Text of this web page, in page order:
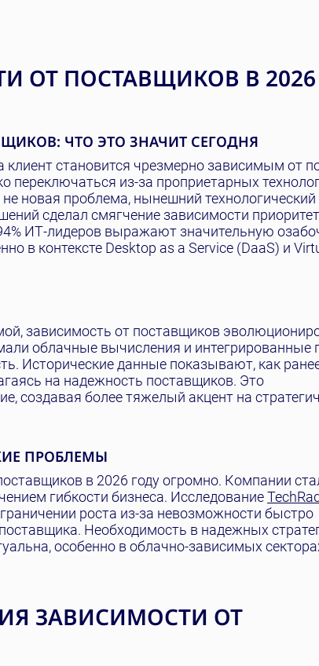
ОТ ПОСТАВЩИКОВ В 2026
ЧТО ЭТО ЗНАЧИТ СЕГОДНЯ
клиент становится чрезмерно зависимым от
переключаться из-за проприетарных
не новая проблема, нынешний
сделал смягчение зависимости
ИТ-лидеров выражают значительную
в контексте Desktop as a Service (DaaS) и
зависимость от поставщиков
облачные вычисления и
Исторические данные показывают, как
на надежность поставщиков. Это
создавая более тяжелый акцент на
ПРОБЛЕМЫ
в 2026 году огромно. Компании
гибкости бизнеса. Исследование
роста из-за невозможности быстро
Необходимость в надежных
особенно в облачно-зависимых
ЗАВИСИМОСТИ ОТ